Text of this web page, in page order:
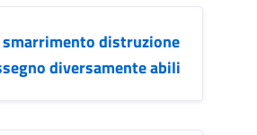
distruzione
diversamente abili